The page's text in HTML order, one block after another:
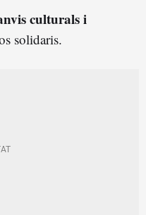
culturals i
solidaris.